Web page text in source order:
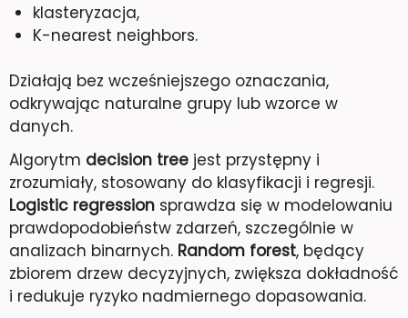
klasteryzacja,
K-nearest neighbors.
Działają bez wcześniejszego oznaczania,
odkrywając naturalne grupy lub wzorce w
danych.
Algorytm decision tree jest przystępny i
zrozumiały, stosowany do klasyfikacji i regresji.
Logistic regression sprawdza się w modelowaniu
prawdopodobieństw zdarzeń, szczególnie w
analizach binarnych. Random forest, będący
zbiorem drzew decyzyjnych, zwiększa dokładność
i redukuje ryzyko nadmiernego dopasowania.